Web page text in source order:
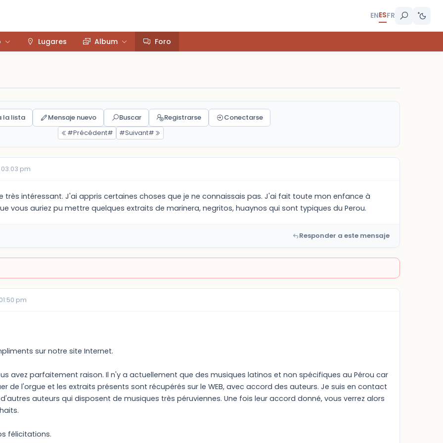
ENESFR
Lugares Album Foro
la lista Mensaje nuevo Buscar Registrarse
Conectarse
#Précédent#
#Suivant#
pm
très intéressant. J'ai appris certaines choses que je ne connaissais pas. J'ai fait toute mon enfance à
vous auriez pu mettre quelques extraits de marinera, negritos, huaynos qui sont typiques du Perou.
Responder a este mensaje
pm
sur notre site Internet.
avez parfaitement raison. Il n'y a actuellement que des musiques latinos et non spécifiques au Pérou car
de l'orgue et les extraits présents sont récupérés sur le WEB, avec accord des auteurs. Je suis en contact
auteurs qui disposent de musiques très péruviennes. Une fois leur accord donné, vous verrez alors
félicitations.